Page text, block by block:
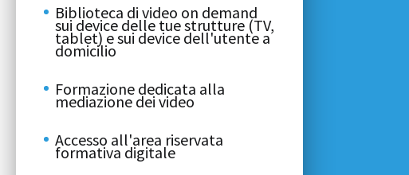
Biblioteca di video on demand
sui device delle tue strutture (TV,
tablet) e sui device dell'utente a
domicilio
Formazione dedicata alla
mediazione dei video
Accesso all'area riservata
formativa digitale